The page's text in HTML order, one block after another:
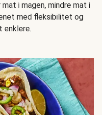
i magen, mindre mat i
med fleksibilitet og
enklere.